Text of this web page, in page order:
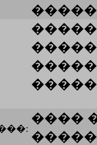
������;
����